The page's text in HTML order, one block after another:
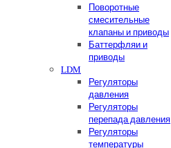
Поворотные
смесительные
клапаны и приводы
Баттерфляи и
приводы
LDM
Регуляторы
давления
Регуляторы
перепада давления
Регуляторы
температуры